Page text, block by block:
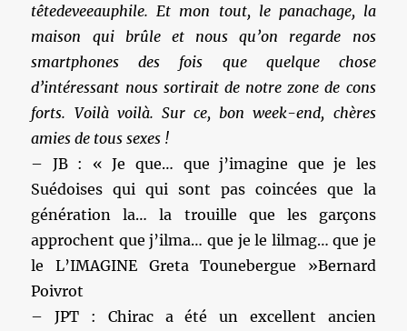
têtedeveeauphile. Et mon tout, le panachage, la
maison qui brûle et nous qu’on regarde nos
smartphones des fois que quelque chose
d’intéressant nous sortirait de notre zone de cons
forts. Voilà voilà. Sur ce, bon week-end, chères
amies de tous sexes !
– JB : « Je que… que j’imagine que je les
Suédoises qui qui sont pas coincées que la
génération la… la trouille que les garçons
approchent que j’ilma… que je le lilmag… que je
le L’IMAGINE Greta Tounebergue »Bernard
Poivrot
– JPT : Chirac a été un excellent ancien